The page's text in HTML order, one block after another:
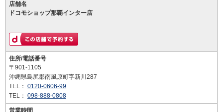
店舗名
ドコモショップ那覇インター店
住所/電話番号
〒901-1105
沖縄県島尻郡南風原町字新川287
TEL： 0120-0606-99
TEL： 098-888-0808
営業時間